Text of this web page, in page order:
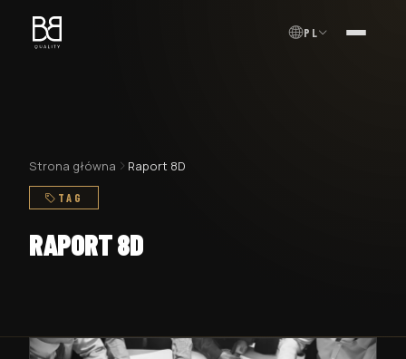
PL MENU
Strona główna Raport 8D
TAG
RAPORT 8D